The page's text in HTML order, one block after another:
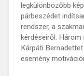
legkülönbözőbb
párbeszédet
rendszer, a
kérdéseiről.
Kárpáti
esemény